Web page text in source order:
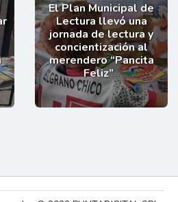
El Plan Municipal de
Lectura llevó una
jornada de lectura y
concientización al
merendero “Pancita
Feliz”